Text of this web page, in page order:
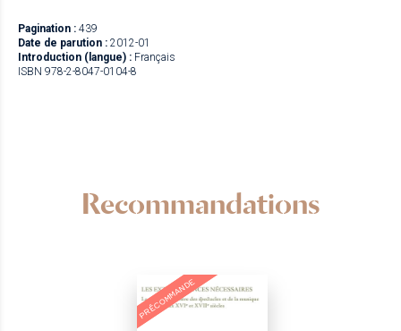
Pagination : 439
Date de parution : 2012-01
Introduction (langue) : Français
ISBN 978-2-8047-0104-8
Recommandations
NOUVEAU
PRÉCOMMANDE